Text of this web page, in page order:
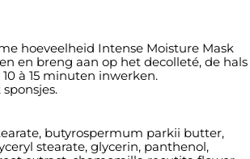
hoeveelheid Intense Moisture Mask
en breng aan op het decolleté, de hals
à 15 minuten inwerken.
butyrospermum parkii butter,
stearate, glycerin, panthenol,